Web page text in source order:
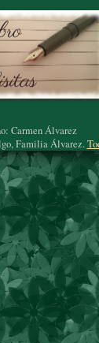
Carmen Álvarez
Familia Álvarez.